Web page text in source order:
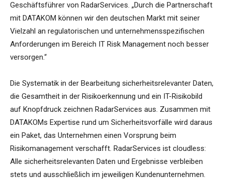
Geschäftsführer von RadarServices. „Durch die Partnerschaft
mit DATAKOM können wir den deutschen Markt mit seiner
Vielzahl an regulatorischen und unternehmensspezifischen
Anforderungen im Bereich IT Risk Management noch besser
versorgen.“
Die Systematik in der Bearbeitung sicherheitsrelevanter Daten,
die Gesamtheit in der Risikoerkennung und ein IT-Risikobild
auf Knopfdruck zeichnen RadarServices aus. Zusammen mit
DATAKOMs Expertise rund um Sicherheitsvorfälle wird daraus
ein Paket, das Unternehmen einen Vorsprung beim
Risikomanagement verschafft. RadarServices ist cloudless:
Alle sicherheitsrelevanten Daten und Ergebnisse verbleiben
stets und ausschließlich im jeweiligen Kundenunternehmen.